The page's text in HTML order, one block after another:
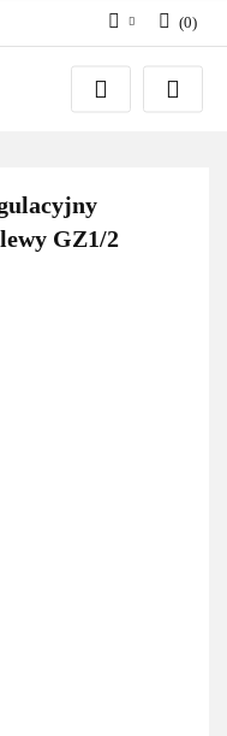
Zaloguj się
Zarejestruj się
(0)
GZ1/2